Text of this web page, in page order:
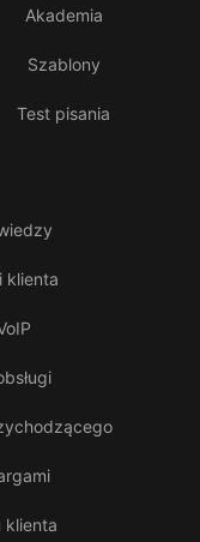
Akademia
Szablony
Test pisania
klienta
klienta